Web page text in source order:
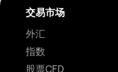
交易市场
外汇
指数
股票CFD